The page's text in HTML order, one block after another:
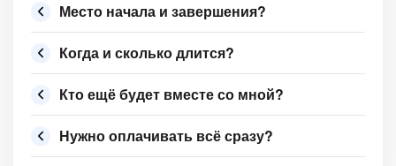
Место начала и завершения?
Когда и сколько длится?
Кто ещё будет вместе со мной?
Нужно оплачивать всё сразу?